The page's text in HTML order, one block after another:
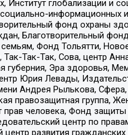
Институт глобализации и
информационных
фонд охраны
Благотворительный
Фонд Тольятти,
Так-Так-Так, Сова, центр
губерния, Эра здоровья,
Юрия Левады,
Андрея Рылькова,
правозащитная группа,
прав человека, Фонд защиты
центр по
развития гражданских